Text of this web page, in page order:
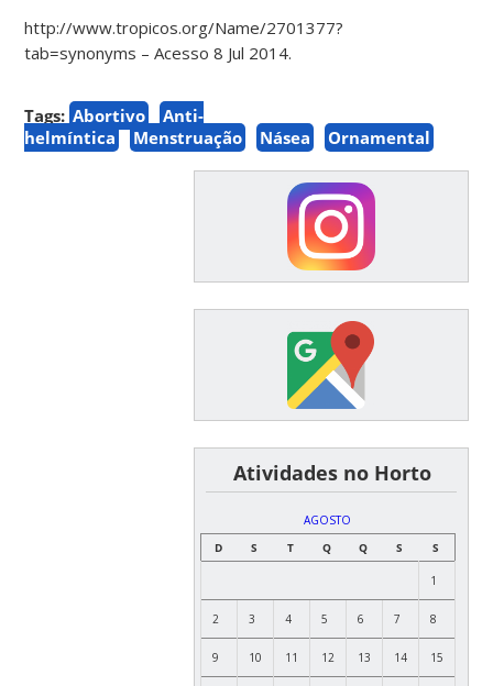
http://www.tropicos.org/Name/2701377?
tab=synonyms – Acesso 8 Jul 2014.
Tags: Abortivo
Anti-
helmíntica
Menstruação Násea Ornamental
͏ ͏ ͏ ͏ ͏ ͏Atividades no Horto
AGOSTO
D
S T Q Q S S
1
2 3 4 5 6 7 8
9 10 11 12 13 14 15